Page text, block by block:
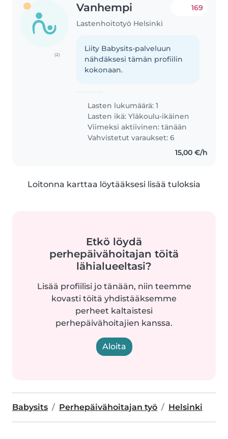
(2)
Vanhempi
Lastenhoitotyö Helsinki
169
Liity Babysits-palveluun
nähdäksesi tämän profiilin
kokonaan.
Lasten lukumäärä: 1
Lasten ikä:Yläkoulu-ikäinen
Viimeksi aktiivinen: tänään
Vahvistetut varaukset: 6
15,00 €/h
Loitonna karttaa löytääksesi lisää tuloksia
Etkö löydä
perhepäivähoitajan töitä
lähialueeltasi?
Lisää profiilisi jo tänään, niin teemme
kovasti töitä yhdistääksemme
perheet kaltaistesi
perhepäivähoitajien kanssa.
Aloita
Babysits Perhepäivähoitajan työ Helsinki